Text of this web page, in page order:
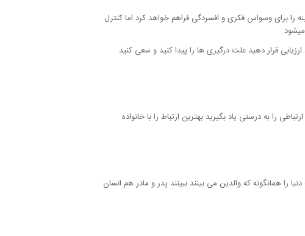
را برای وسواس فکری و افسردگی فراهم خواهد کرد اما کنترل
قرار دهید علت درگیری ها را پیدا کنید و سعی کنید
را به درستی یاد بگیرید بهترین ارتباط را با خانواده
را همانگونه که والدین می بینند ببینند پدر و مادر هم انسان